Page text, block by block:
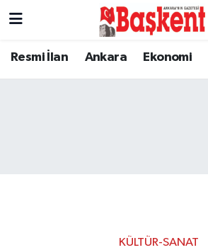
Resmi İlan Ankara Ekonomi
KÜLTÜR-SANAT